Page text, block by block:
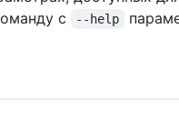
с
--help